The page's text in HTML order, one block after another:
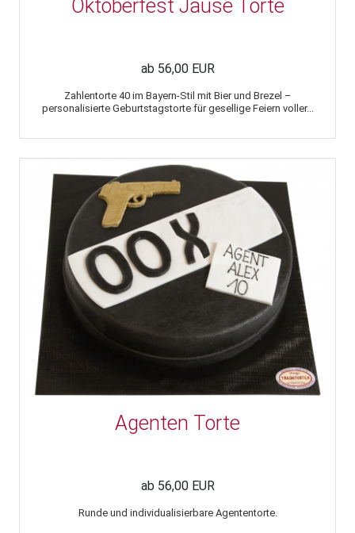
Oktoberfest Jause Torte
ab 56,00 EUR
Zahlentorte 40 im Bayern-Stil mit Bier und Brezel –
personalisierte Geburtstagstorte für gesellige Feiern voller...
Agenten Torte
ab 56,00 EUR
Runde und individualisierbare Agententorte.